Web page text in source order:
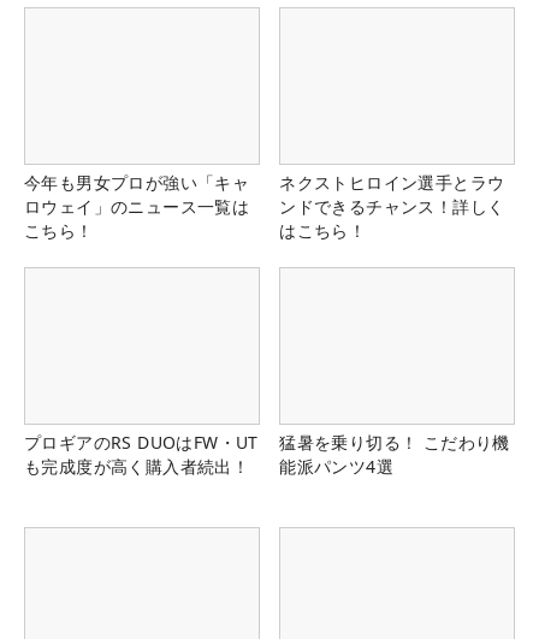
今年も男女プロが強い「キャ
ロウェイ」のニュース一覧は
こちら！
ネクストヒロイン選手とラウ
ンドできるチャンス！詳しく
はこちら！
プロギアのRS DUOはFW・UT
も完成度が高く購入者続出！
猛暑を乗り切る！ こだわり機
能派パンツ4選